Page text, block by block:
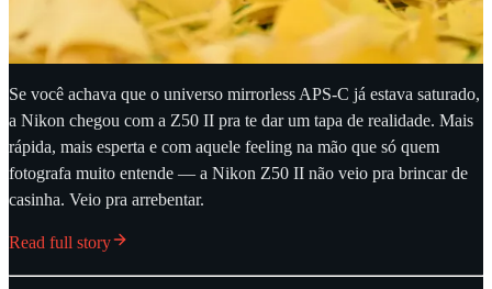
Se você achava que o universo mirrorless APS-C já estava saturado,
a Nikon chegou com a Z50 II pra te dar um tapa de realidade. Mais
rápida, mais esperta e com aquele feeling na mão que só quem
fotografa muito entende — a Nikon Z50 II não veio pra brincar de
casinha. Veio pra arrebentar.
Read full story